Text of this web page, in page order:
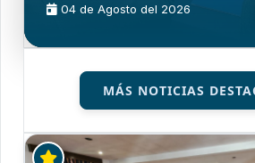
04 de Agosto del 2026
MÁS NOTICIAS